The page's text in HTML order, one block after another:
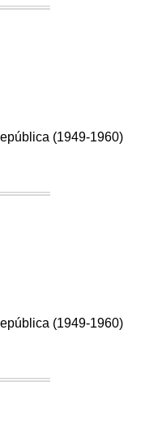
(1949-1960)
(1949-1960)